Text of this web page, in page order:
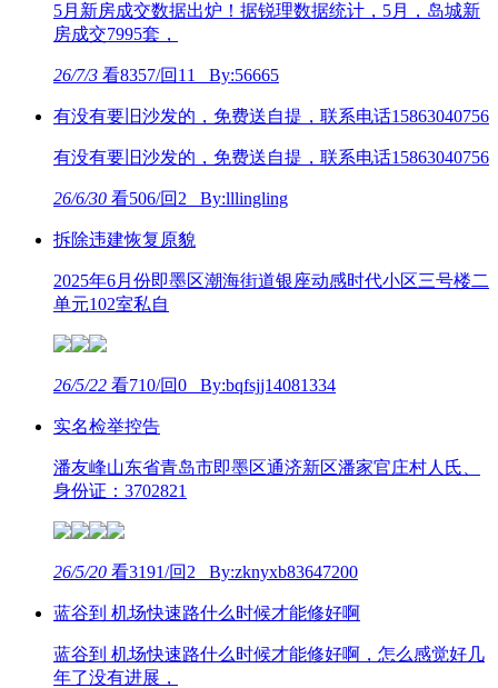
5月新房成交数据出炉！据锐理数据统计，5月，岛城新
房成交7995套，
26/7/3 看8357/回11 By:56665
有没有要旧沙发的，免费送自提，联系电话15863040756
有没有要旧沙发的，免费送自提，联系电话15863040756
26/6/30 看506/回2 By:lllingling
拆除违建恢复原貌
2025年6月份即墨区潮海街道银座动感时代小区三号楼二
单元102室私自
26/5/22 看710/回0 By:bqfsjj14081334
实名检举控告
潘友峰山东省青岛市即墨区通济新区潘家官庄村人氏、
身份证：3702821
26/5/20 看3191/回2 By:zknyxb83647200
蓝谷到 机场快速路什么时候才能修好啊
蓝谷到 机场快速路什么时候才能修好啊，怎么感觉好几
年了没有进展，